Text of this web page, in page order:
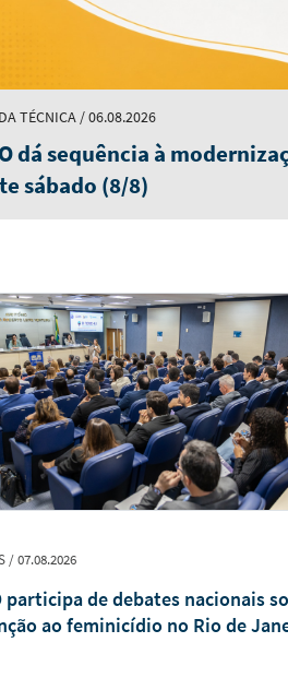
TÉCNICA / 06.08.2026
dá sequência à
sábado (8/8)
/ 07.08.2026
participa de debates nacionais
ao feminicídio no Rio de